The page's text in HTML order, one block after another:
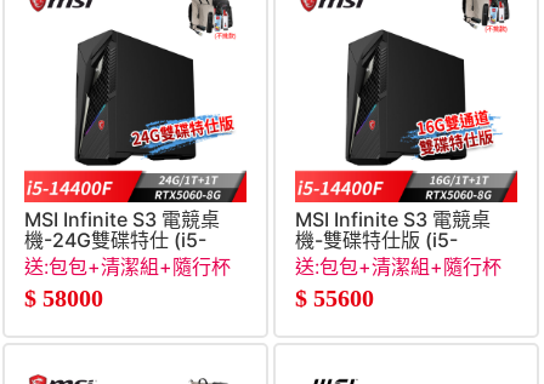
MSI Infinite S3 電競桌
機-24G雙碟特仕 (i5-
14400F&#47;24G&#47;1T+1T&#47;RTX5060-
8G&#47;Win11)
送:包包+清潔組+隨行杯
+RJ45轉接線
$ 58000
MSI Infinite S3 電競桌
機-雙碟特仕版 (i5-
8G&#47;Win11)
送:包包+清潔組+隨行杯
+RJ45轉接線
$ 55600